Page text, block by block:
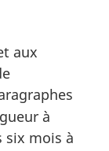
aux
à
six mois à